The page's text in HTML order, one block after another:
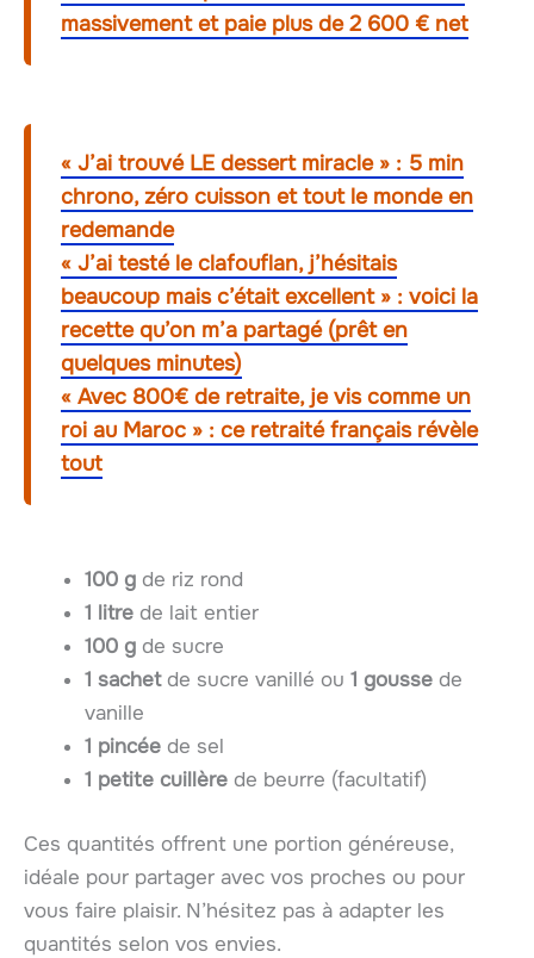
massivement et paie plus de 2 600 € net
« J’ai trouvé LE dessert miracle » : 5 min
chrono, zéro cuisson et tout le monde en
redemande
« J’ai testé le clafouflan, j’hésitais
beaucoup mais c’était excellent » : voici la
recette qu’on m’a partagé (prêt en
quelques minutes)
« Avec 800€ de retraite, je vis comme un
roi au Maroc » : ce retraité français révèle
tout
100 g de riz rond
1 litre de lait entier
100 g de sucre
1 sachetde sucre vanillé ou 1 gousse de
vanille
1 pincée de sel
1 petite cuillère de beurre (facultatif)
Ces quantités offrent une portion généreuse,
idéale pour partager avec vos proches ou pour
vous faire plaisir. N’hésitez pas à adapter les
quantités selon vos envies.